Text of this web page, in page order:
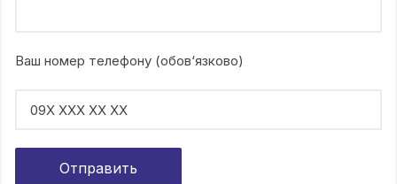
Ваш номер телефону (обов‘язково)